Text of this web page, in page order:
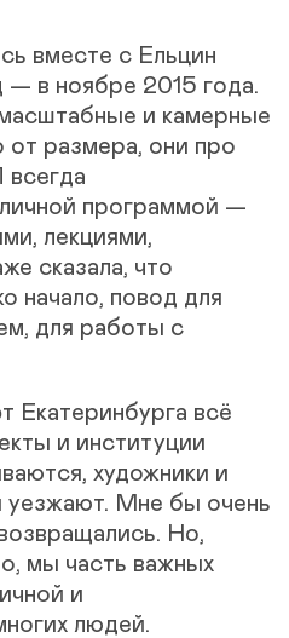
вместе с Ельцин
— в ноябре 2015 года.
и камерные
размера, они про
программой —
лекциями,
сказала, что
начало, повод для
для работы с
Екатеринбурга всё
и институции
художники и
уезжают. Мне бы очень
Но,
мы часть важных
и
людей.